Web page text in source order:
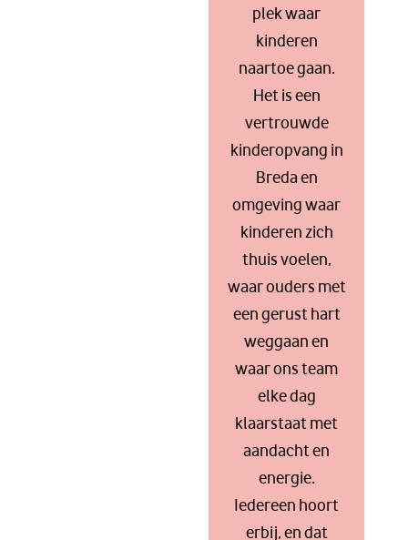
plek waar
kinderen
naartoe gaan.
Het is een
vertrouwde
kinderopvang in
Breda en
omgeving waar
kinderen zich
thuis voelen,
waar ouders met
een gerust hart
weggaan en
waar ons team
elke dag
klaarstaat met
aandacht en
energie.
Iedereen hoort
erbij, en dat